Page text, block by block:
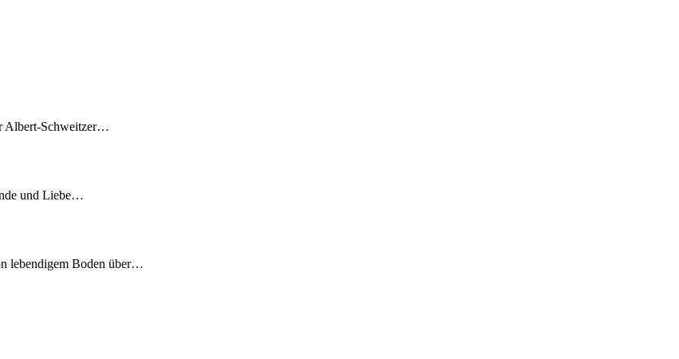
Albert-Schweitzer…
und Liebe…
lebendigem Boden über…